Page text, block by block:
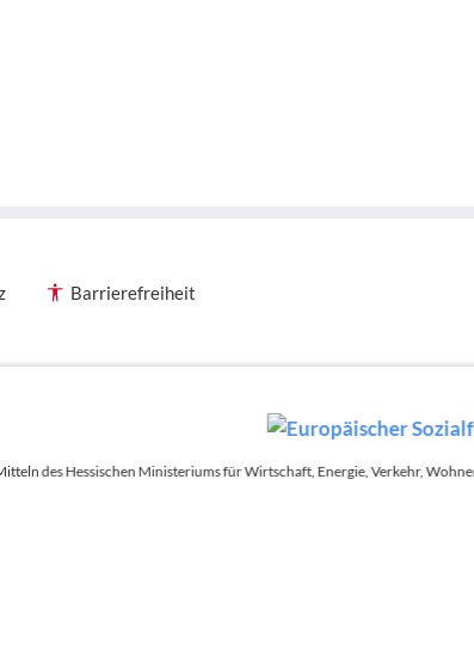
des Hessischen Ministeriums für Wirtschaft, Energie, Verkehr,
Barrierefreiheit
des Hessischen Ministeriums
Die